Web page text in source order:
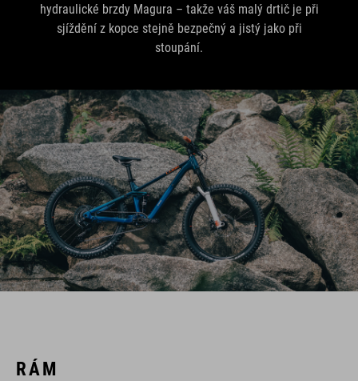
hydraulické brzdy Magura – takže váš malý drtič je při
sjíždění z kopce stejně bezpečný a jistý jako při
stoupání.
RÁM